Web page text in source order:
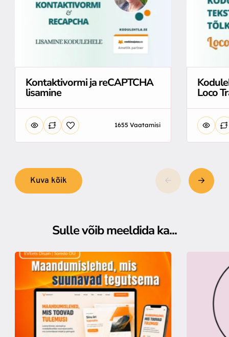
Kontaktivormi ja reCAPTCHA
lisamine
1655 Vaatamisi
Loco
Kuva kõik
Sulle võib meeldida ka...